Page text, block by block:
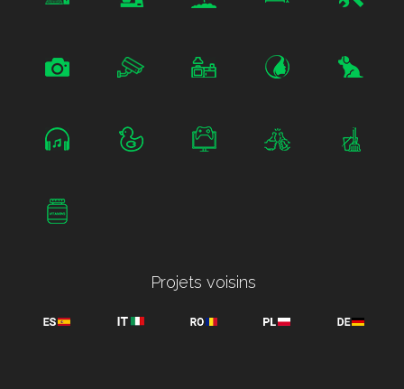
Projets voisins